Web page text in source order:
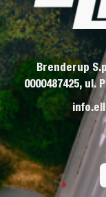
Brenderup
0000487425, ul.